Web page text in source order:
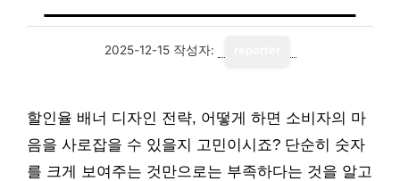
2025-12-15 작성자:
할인율 배너 디자인 전략, 어떻게 하면 소비자의 마
음을 사로잡을 수 있을지 고민이시죠? 단순히 숫자
를 크게 보여주는 것만으로는 부족하다는 것을 알고